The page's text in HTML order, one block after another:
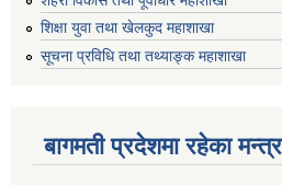
शिक्षा युवा तथा खेलकुद महाशाखा
सूचना प्रविधि तथा तथ्याङ्क महाशाखा
बागमती प्रदेशमा रहेका